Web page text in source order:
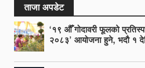
ताजा अपडेट
‘१९ औँ गोदावरी फूलको
२०८३’ आयोजना हुने, भदौ १